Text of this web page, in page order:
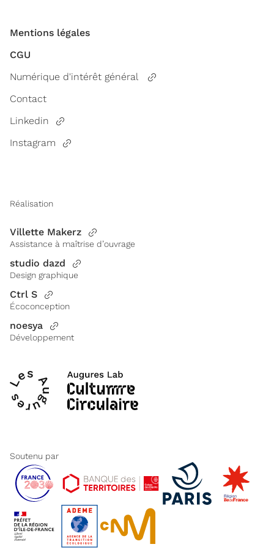
Mentions légales
CGU
Numérique d'intérêt général
Contact
Linkedin
Instagram
Réalisation
Villette Makerz
Assistance à maîtrise d’ouvrage
studio dazd
Design graphique
Ctrl S
Écoconception
noesya
Développement
Soutenu par